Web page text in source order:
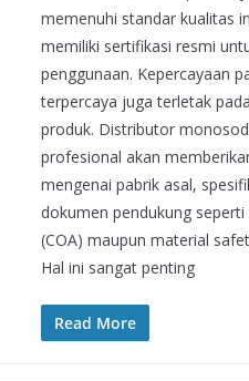
memenuhi standar kualitas
memiliki sertifikasi resmi
penggunaan. Kepercayaan
terpercaya juga terletak
produk. Distributor
profesional akan
mengenai pabrik asal,
dokumen pendukung
(COA) maupun material
Hal ini sangat penting
Read More